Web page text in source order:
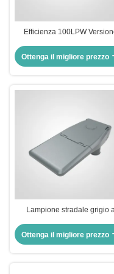
Efficienza 100LPW
che offre dimensioni di
Dia 60mm Soluzione per
Ottenga il migliore prezzo
Lampione stradale grigio
di 50000 ore, progettato
migliorare la sicurezza e
Ottenga il migliore prezzo